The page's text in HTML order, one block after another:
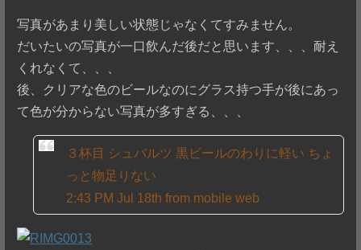
写真があまり美しい状態じゃなくてすみません。
だいたいの写真が一口飲んだ後だと思います、、、耐え
くれなくて、、、
後、クリアな色のビールなのにグラス持つ手が後にあっ
て色が分からない写真が多すぎる、、、
３杯目 シュバルツ 黒ビールのわりに軽い ちょ
っと物足りない
2:43 PM Jul 18th from mobile web